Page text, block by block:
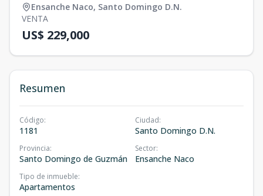
Ensanche Naco, Santo Domingo D.N.
VENTA
US$ 229,000
Resumen
Código:
1181
Ciudad:
Santo Domingo D.N.
Provincia:
Santo Domingo de Guzmán
Sector:
Ensanche Naco
Tipo de inmueble:
Apartamentos